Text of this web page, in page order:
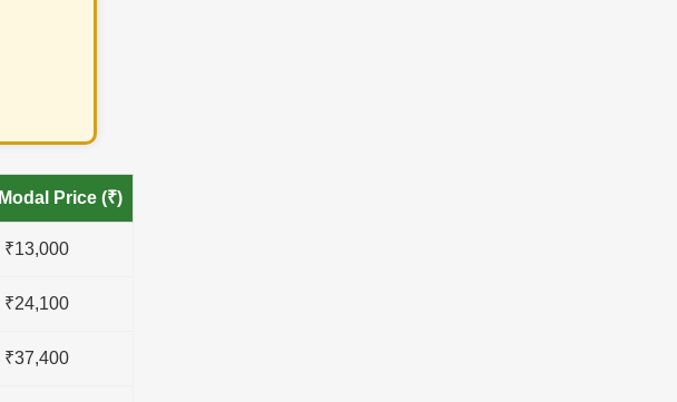
Modal Price (₹)
₹13,000
₹24,100
₹37,400